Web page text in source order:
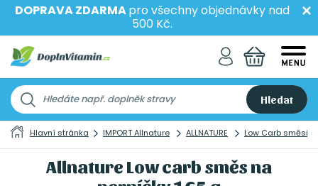
DOPRAVA ZDARMApro všechny objednávky nad
500 Kč.
Hledat
Hlavní stránka IMPORT Allnature ALLNATURE Low Carb směsi
Allnature Low carb směs na